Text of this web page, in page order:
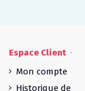
Espace Client
Mon compte
Historique de